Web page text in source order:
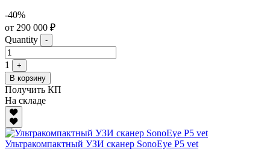
-40%
от 290 000 ₽
Quantity
-
1
+
В корзину
Получить КП
На складе
Ультракомпактный УЗИ сканер SonoEye P5 vet